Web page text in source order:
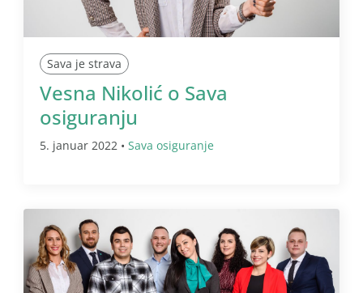
Sava je strava
Vesna Nikolić o Sava
osiguranju
5. januar 2022 • Sava osiguranje